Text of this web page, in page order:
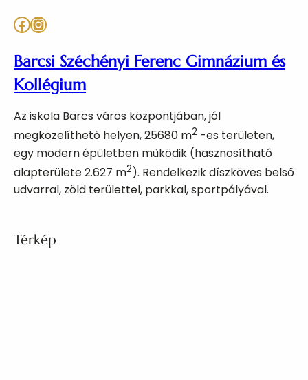
Facebook Instagram
Barcsi Széchényi Ferenc Gimnázium és
Kollégium
Az iskola Barcs város központjában, jól
megközelíthető helyen, 25680 m2 -es területen,
egy modern épületben működik (hasznosítható
alapterülete 2.627 m2). Rendelkezik díszköves belső
udvarral, zöld területtel, parkkal, sportpályával.
Térkép